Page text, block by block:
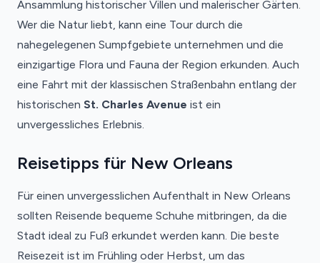
Ansammlung historischer Villen und malerischer Gärten.
Wer die Natur liebt, kann eine Tour durch die
nahegelegenen Sumpfgebiete unternehmen und die
einzigartige Flora und Fauna der Region erkunden. Auch
eine Fahrt mit der klassischen Straßenbahn entlang der
historischen St. Charles Avenue ist ein
unvergessliches Erlebnis.
Reisetipps für New Orleans
Für einen unvergesslichen Aufenthalt in New Orleans
sollten Reisende bequeme Schuhe mitbringen, da die
Stadt ideal zu Fuß erkundet werden kann. Die beste
Reisezeit ist im Frühling oder Herbst, um das